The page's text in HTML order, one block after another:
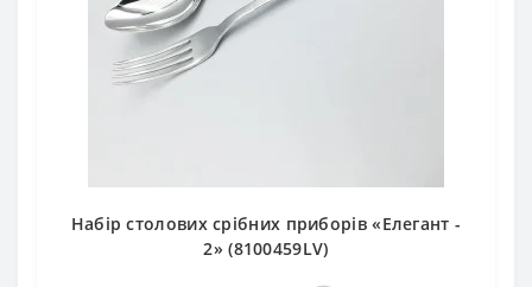
Набір столових срібних приборів «Елегант -
2» (8100459LV)